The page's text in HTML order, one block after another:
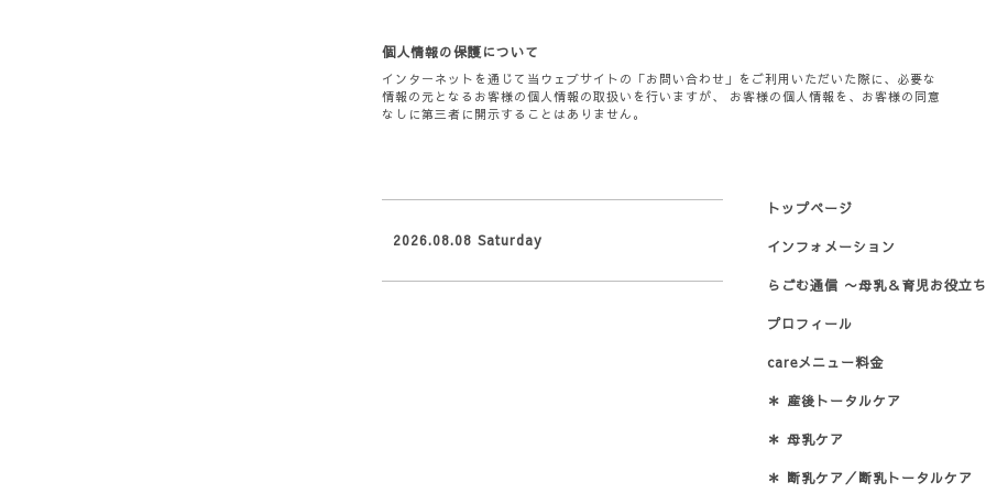
個人情報の保護について
インターネットを通じて当ウェブサイトの「お問い合わせ」をご利用いただいた際に、必要な
情報の元となるお客様の個人情報の取扱いを行いますが、 お客様の個人情報を、お客様の同意
なしに第三者に開示することはありません。
トップページ
インフォメーション
らごむ通信 〜母乳＆育児お役立
プロフィール
careメニュー料金
＊ 産後トータルケア
＊ 母乳ケア
＊ 断乳ケア／断乳トータルケア
2026.08.08 Saturday